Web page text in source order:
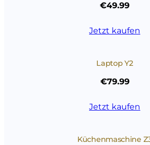
€49.99
Jetzt kaufen
Laptop Y2
€79.99
Jetzt kaufen
Küchenmaschine